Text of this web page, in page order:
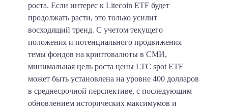
роста. Если интерес к Litecoin ETF будет
продолжать расти, это только усилит
восходящий тренд. С учетом текущего
положения и потенциального продвижения
темы фондов на криптовалюты в СМИ,
минимальная цель роста цены LTC spot ETF
может быть установлена на уровне 400 долларов
в среднесрочной перспективе, с последующим
обновлением исторических максимумов и